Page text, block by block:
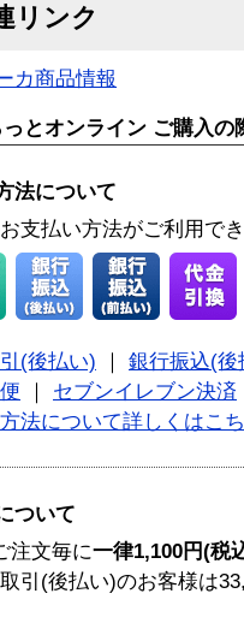
リンク
カ商品情報
とオンライン ご購入の
法について
支払い方法がご利用で
(後払い)
銀行振込(後
セブンイレブン決済
法について詳しくはこ
ついて
注文毎に一律1,100円(税
引(後払い)のお客様は